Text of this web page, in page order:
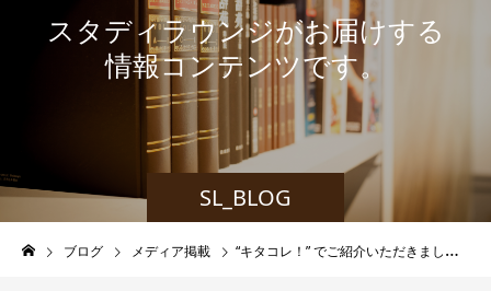
SL_BLOG
ス タディラウンジがお届けする
情報コンテンツです。
ブログ メディア掲載 “キタコレ！” でご紹介いただきました。